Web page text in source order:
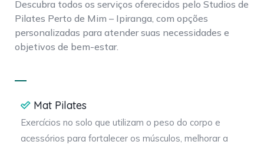
segurança e eficiência.
Venha viver essa experiência! Agende sua aula ou
sessão e descubra o melhor do movimento e do cuidado
dePilates,Educação Física
Descubra todos os serviços oferecidos pelo Studios de
Pilates Perto de Mim – Ipiranga, com opções
personalizadas para atender suas necessidades e
objetivos de bem-estar.
Mat Pilates
Exercícios no solo que utilizam o peso do corpo e
acessórios para fortalecer os músculos, melhorar a